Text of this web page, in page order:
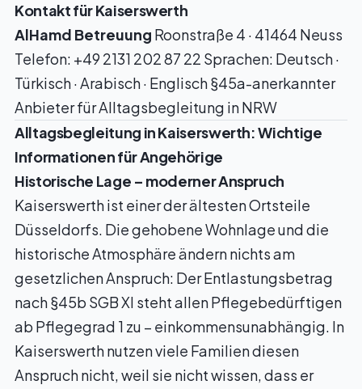
Kontakt für Kaiserswerth
AlHamd Betreuung Roonstraße 4 · 41464 Neuss
Telefon: +49 2131 202 87 22 Sprachen: Deutsch ·
Türkisch · Arabisch · Englisch §45a-anerkannter
Anbieter für Alltagsbegleitung in NRW
Alltagsbegleitung in Kaiserswerth: Wichtige
Informationen für Angehörige
Historische Lage – moderner Anspruch
Kaiserswerth ist einer der ältesten Ortsteile
Düsseldorfs. Die gehobene Wohnlage und die
historische Atmosphäre ändern nichts am
gesetzlichen Anspruch: Der Entlastungsbetrag
nach §45b SGB XI steht allen Pflegebedürftigen
ab Pflegegrad 1 zu – einkommensunabhängig. In
Kaiserswerth nutzen viele Familien diesen
Anspruch nicht, weil sie nicht wissen, dass er